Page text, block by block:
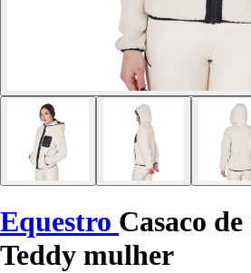
Equestro Casaco
Teddy mulher